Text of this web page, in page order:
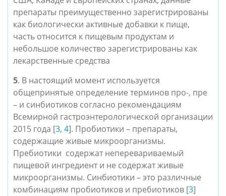
препараты преимущественно зарегистрированы
как биологически активные добавки к пище,
часть относится к пищевым продуктам и
небольшое количество зарегистрированы как
лекарственные средства
5. В настоящий момент используется
общепринятые определение терминов про-, пре
– и синбиотиков согласно рекомендациям
Всемирной гастроэнтерологической организации
2015 года [3, 4]. Пробиотики – препараты,
содержащие живые микроорганизмы.
Пребиотики содержат неперевариваемый
пищевой ингредиент и не содержат живые
микроорганизмы. Синбиотики – это различные
комбинациям пробиотиков и пребиотиков [3]